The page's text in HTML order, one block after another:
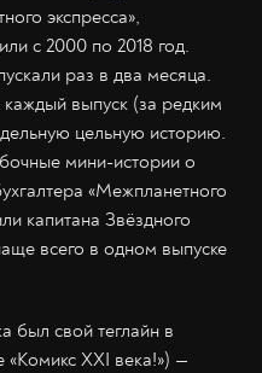
экспресса»,
с 2000 по 2018 год.
раз в два месяца.
выпуск (за редким
цельную историю.
мини-истории о
«Межпланетного
капитана Звёздного
всего в одном выпуске
был свой теглайн в
«Комикс XXI века!») —